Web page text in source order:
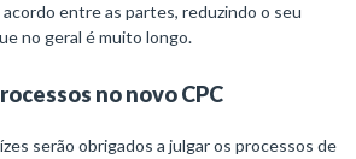
entre as partes, reduzindo o seu
no geral é muito longo.
no novo CPC
serão obrigados a julgar os processos de